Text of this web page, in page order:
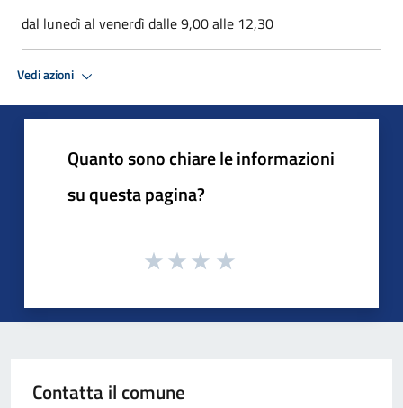
dal lunedì al venerdì dalle 9,00 alle 12,30
Vedi azioni
Quanto sono chiare le informazioni
su questa pagina?
Contatta il comune